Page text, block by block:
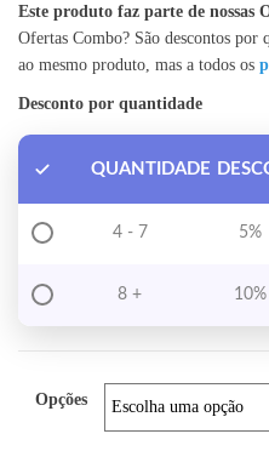
Este produto faz parte de nossas
Ofertas Combo? São descontos por
ao mesmo produto, mas a todos os
Desconto por quantidade
QUANTIDADE
4 - 7 5%
8 + 10%
Opções